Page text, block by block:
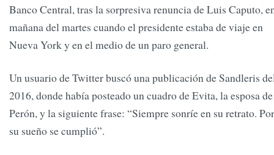
Banco Central, tras la sorpresiva renuncia de Luis Caputo,
mañana del martes cuando el presidente estaba de viaje en
Nueva York y en el medio de un paro general.
Un usuario de Twitter buscó una publicación de Sandleris
2016, donde había posteado un cuadro de Evita, la esposa de
Perón, y la siguiente frase: “Siempre sonríe en su retrato.
su sueño se cumplió”.